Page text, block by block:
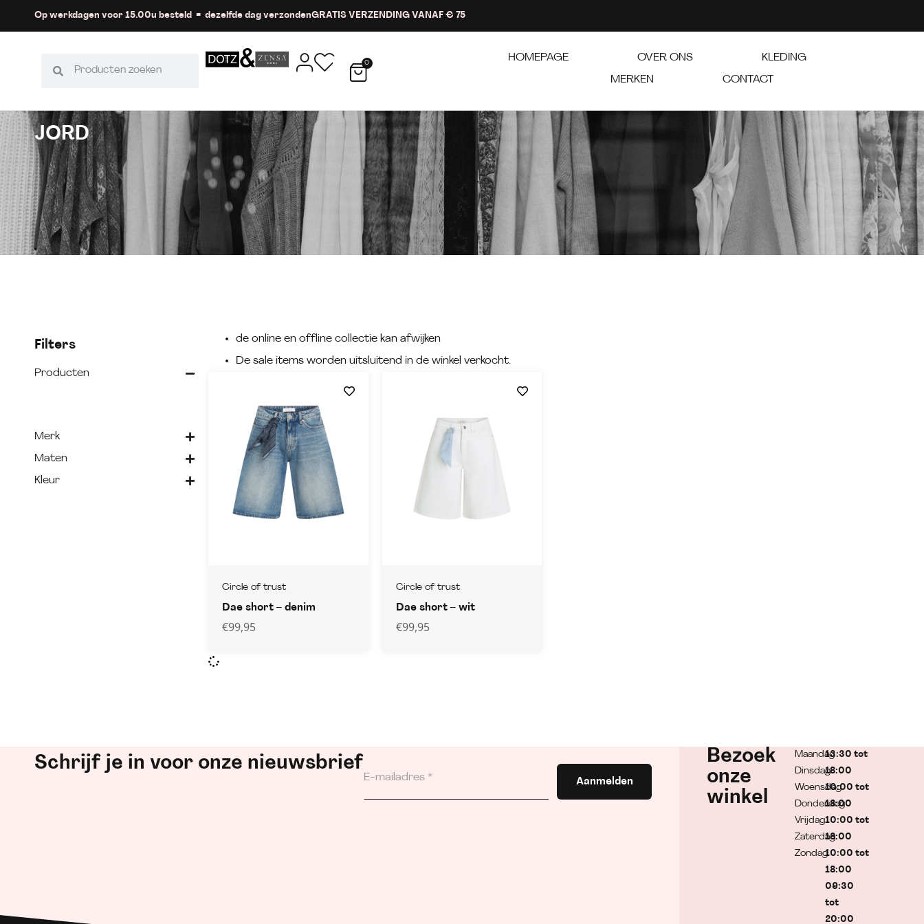
Op werkdagen voor 15.00u besteld = dezelfde dag verzondenGRATIS VERZENDING VANAF € 75
0 HOMEPAGE OVER ONS
KLEDING
MERKEN
CONTACT
JORD
Filters
Producten
Merk
Maten
Kleur
de online en offline collectie kan afwijken
De sale items worden uitsluitend in de winkel verkocht.
Circle of trust
Dae short – denim
€99,95
Circle of trust
Dae short – wit
€99,95
Schrijf je in voor onze nieuwsbrief
Aanmelden
Bezoek
onze
winkel
Maandag
Dinsdag
Woensdag
Donderdag
Vrijdag
Zaterdag
Zondag
13:30 tot
18:00
10:00 tot
18:00
10:00 tot
18:00
10:00 tot
18:00
09:30
tot
20:00